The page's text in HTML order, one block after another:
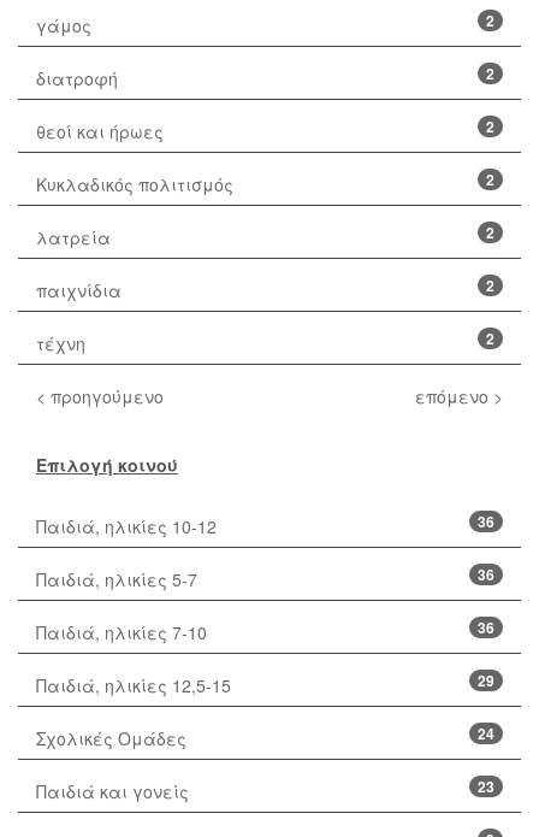
2
γάμος
2
διατροφή
2
θεοί και ήρωες
2
Κυκλαδικός πολιτισμός
2
λατρεία
2
παιχνίδια
2
τέχνη
< προηγούμενο επόμενο >
Επιλογή κοινού
36
Παιδιά, ηλικίες 10-12
36
Παιδιά, ηλικίες 5-7
36
Παιδιά, ηλικίες 7-10
29
Παιδιά, ηλικίες 12,5-15
24
Σχολικές Ομάδες
23
Παιδιά και γονείς